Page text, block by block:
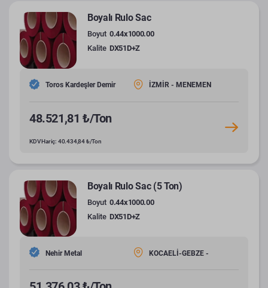
Boyalı Rulo Sac
Boyut 0.44x1000.00
Kalite DX51D+Z
Toros Kardeşler Demir İZMİR - MENEMEN
48.521,81 ₺/Ton
KDV Hariç: 40.434,84 ₺/Ton
Boyalı Rulo Sac (5 Ton)
Boyut 0.44x1000.00
Kalite DX51D+Z
Nehir Metal KOCAELİ-GEBZE -